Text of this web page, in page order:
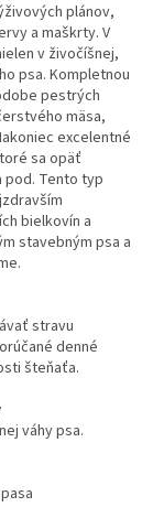
plánov,
a maškrty. V
v živočíšnej,
psa. Kompletnou
pestrých
mäsa,
excelentné
sa opäť
pod. Tento typ
bielkovín a
stavebným psa a
stravu
denné
šteňaťa.
váhy psa.